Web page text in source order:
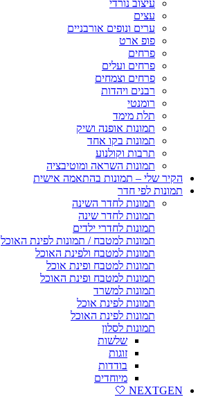
עיצוב נורדי
עצים
ערים ונופים אורבניים
פופ ארט
פרחים
פרחים ועלים
פרחים וצמחים
רבנים ויהדות
רומנטי
תלת מימד
תמונות אופנה ושיק
תמונות בקו אחד
תרבות וקולנוע
תמונות השראה ומוטיבציה
הקיר שלי – תמונות בהתאמה אישית
תמונות לפי חדר
תמונות לחדר השינה
תמונות לחדר שינה
תמונות לחדרי ילדים
תמונות למטבח / תמונות לפינת האוכל
תמונות למטבח ולפינת האוכל
תמונות למטבח ופינת אוכל
תמונות למטבח ופינת האוכל
תמונות למשרד
תמונות לפינת אוכל
תמונות לפינת האוכל
תמונות לסלון
שלשות
זוגות
בודדות
מיוחדים
NEXTGEN 🤍